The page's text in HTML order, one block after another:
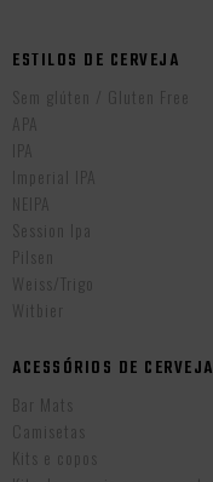
ESTILOS DE CERVEJA
Sem glúten / Gluten Free
APA
IPA
Imperial IPA
NEIPA
Session Ipa
Pilsen
Weiss/Trigo
Witbier
ACESSÓRIOS DE CERVEJA
Bar Mats
Camisetas
Kits e copos